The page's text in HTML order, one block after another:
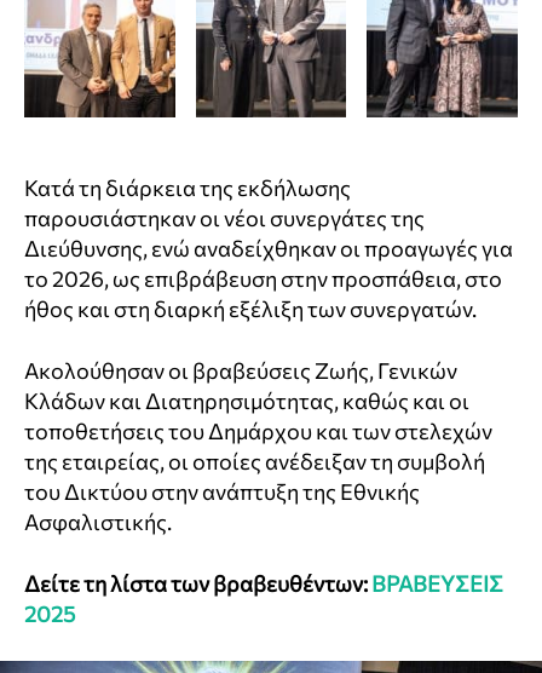
Κατά τη διάρκεια της εκδήλωσης
παρουσιάστηκαν οι νέοι συνεργάτες της
Διεύθυνσης, ενώ αναδείχθηκαν οι προαγωγές για
το 2026, ως επιβράβευση στην προσπάθεια, στο
ήθος και στη διαρκή εξέλιξη των συνεργατών.
Ακολούθησαν οι βραβεύσεις Ζωής, Γενικών
Κλάδων και Διατηρησιμότητας, καθώς και οι
τοποθετήσεις του Δημάρχου και των στελεχών
της εταιρείας, οι οποίες ανέδειξαν τη συμβολή
του Δικτύου στην ανάπτυξη της Εθνικής
Ασφαλιστικής.
Δείτε τη λίστα των βραβευθέντων:ΒΡΑΒΕΥΣΕΙΣ
2025